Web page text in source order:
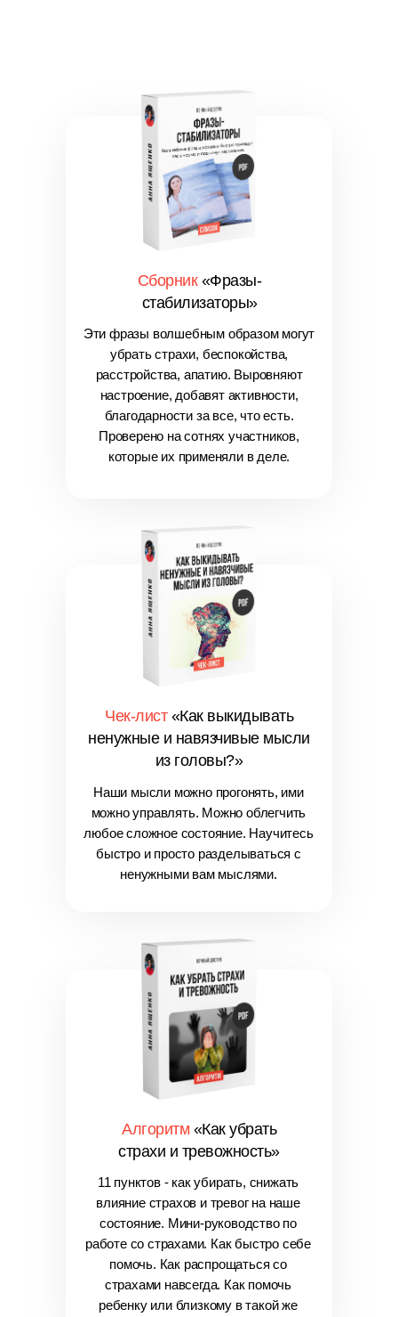
Чек-лист«Как выкидывать
ненужные и навязчивые мысли
из головы?»
Сборник«Фразы-
стабилизаторы»
Алгоритм«Как убрать
страхи и тревожность»
Эти фразы волшебным образом могут
убрать страхи, беспокойства,
расстройства, апатию. Выровняют
настроение, добавят активности,
благодарности за все, что есть.
Проверено на сотнях участников,
которые их применяли в деле.
Наши мысли можно прогонять, ими
можно управлять. Можно облегчить
любое сложное состояние. Научитесь
быстро и просто разделываться с
ненужными вам мыслями.
11 пунктов - как убирать, снижать
влияние страхов и тревог на наше
состояние. Мини-руководство по
работе со страхами. Как быстро себе
помочь. Как распрощаться со
страхами навсегда. Как помочь
ребенку или близкому в такой же